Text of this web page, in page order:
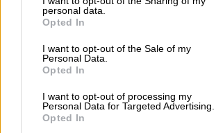
personal data.
Opted In
I want to opt-out of the Sale of my
Personal Data.
Opted In
I want to opt-out of processing my
Personal Data for Targeted Advertising.
Opted In
Τροχαίο με τραυματίες αστυνομικούς –
Εκσφενδονίστηκαν από τη μοτοσικλέτα
09/08/2026 , 10:14
Χρ. Κέλλας: Σημαντικοί πόροι για την